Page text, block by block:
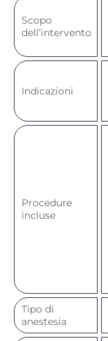
Scopo
dell’intervento
Indicazioni
Procedure
incluse
Tipo di
anestesia